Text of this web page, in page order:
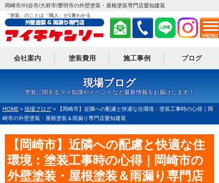
MENU
岡崎市/刈谷市/大府市/豊明市の外壁塗装・屋根塗装専門店愛知建装
「塗装」のことは「職人」が1番わかる
会社案内 塗装費用 施工事例 ブログ
現場ブログ
塗装に関するマメ知識やイベントなど最新情報をお届けします！
HOME > 現場ブログ >
【岡崎市】近隣への配慮と快適な住環境：塗装工事時の心得｜岡
崎市の外壁塗装・屋根塗装＆雨漏り専門店愛知建装
【岡崎市】近隣への配慮と快適な住
環境：塗装工事時の心得｜岡崎市の
外壁塗装・屋根塗装＆雨漏り専門店